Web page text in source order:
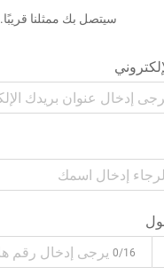
سيتصل بك ممثلنا قريبًا.
0/16